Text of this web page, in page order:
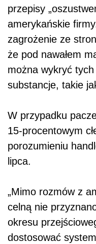
przepisy
amerykańskie
zagrożenie ze
że pod nawałem
można wykryć
substancje, takie
W przypadku
15-procentowym
porozumieniu
lipca.
„Mimo rozmów z
celną nie
okresu
dostosować